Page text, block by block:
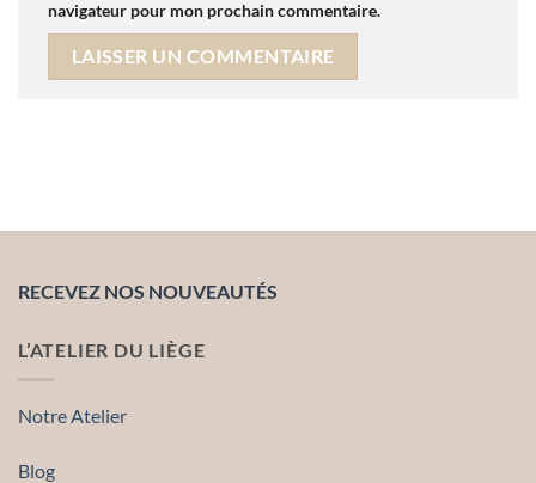
navigateur pour mon prochain commentaire.
RECEVEZ NOS NOUVEAUTÉS
L’ATELIER DU LIÈGE
Notre Atelier
Blog